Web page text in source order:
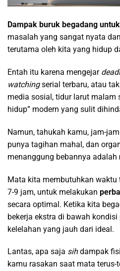
Dampak buruk begadang
masalah yang sangat nyata
terutama oleh kita yang hidup
Entah itu karena mengejar
watchingserial terbaru, atau
media sosial, tidur larut malam
hidup” modern yang sulit
Namun, tahukah kamu, jam-
punya tagihan mahal, dan
menanggung bebannya adalah
Mata kita membutuhkan waktu
7-9 jam, untuk melakukan
secara optimal. Ketika kita
bekerja ekstra di bawah
kelelahan yang jauh dari ideal.
Lantas, apa saja sihdampak
kamu rasakan saat mata terus-